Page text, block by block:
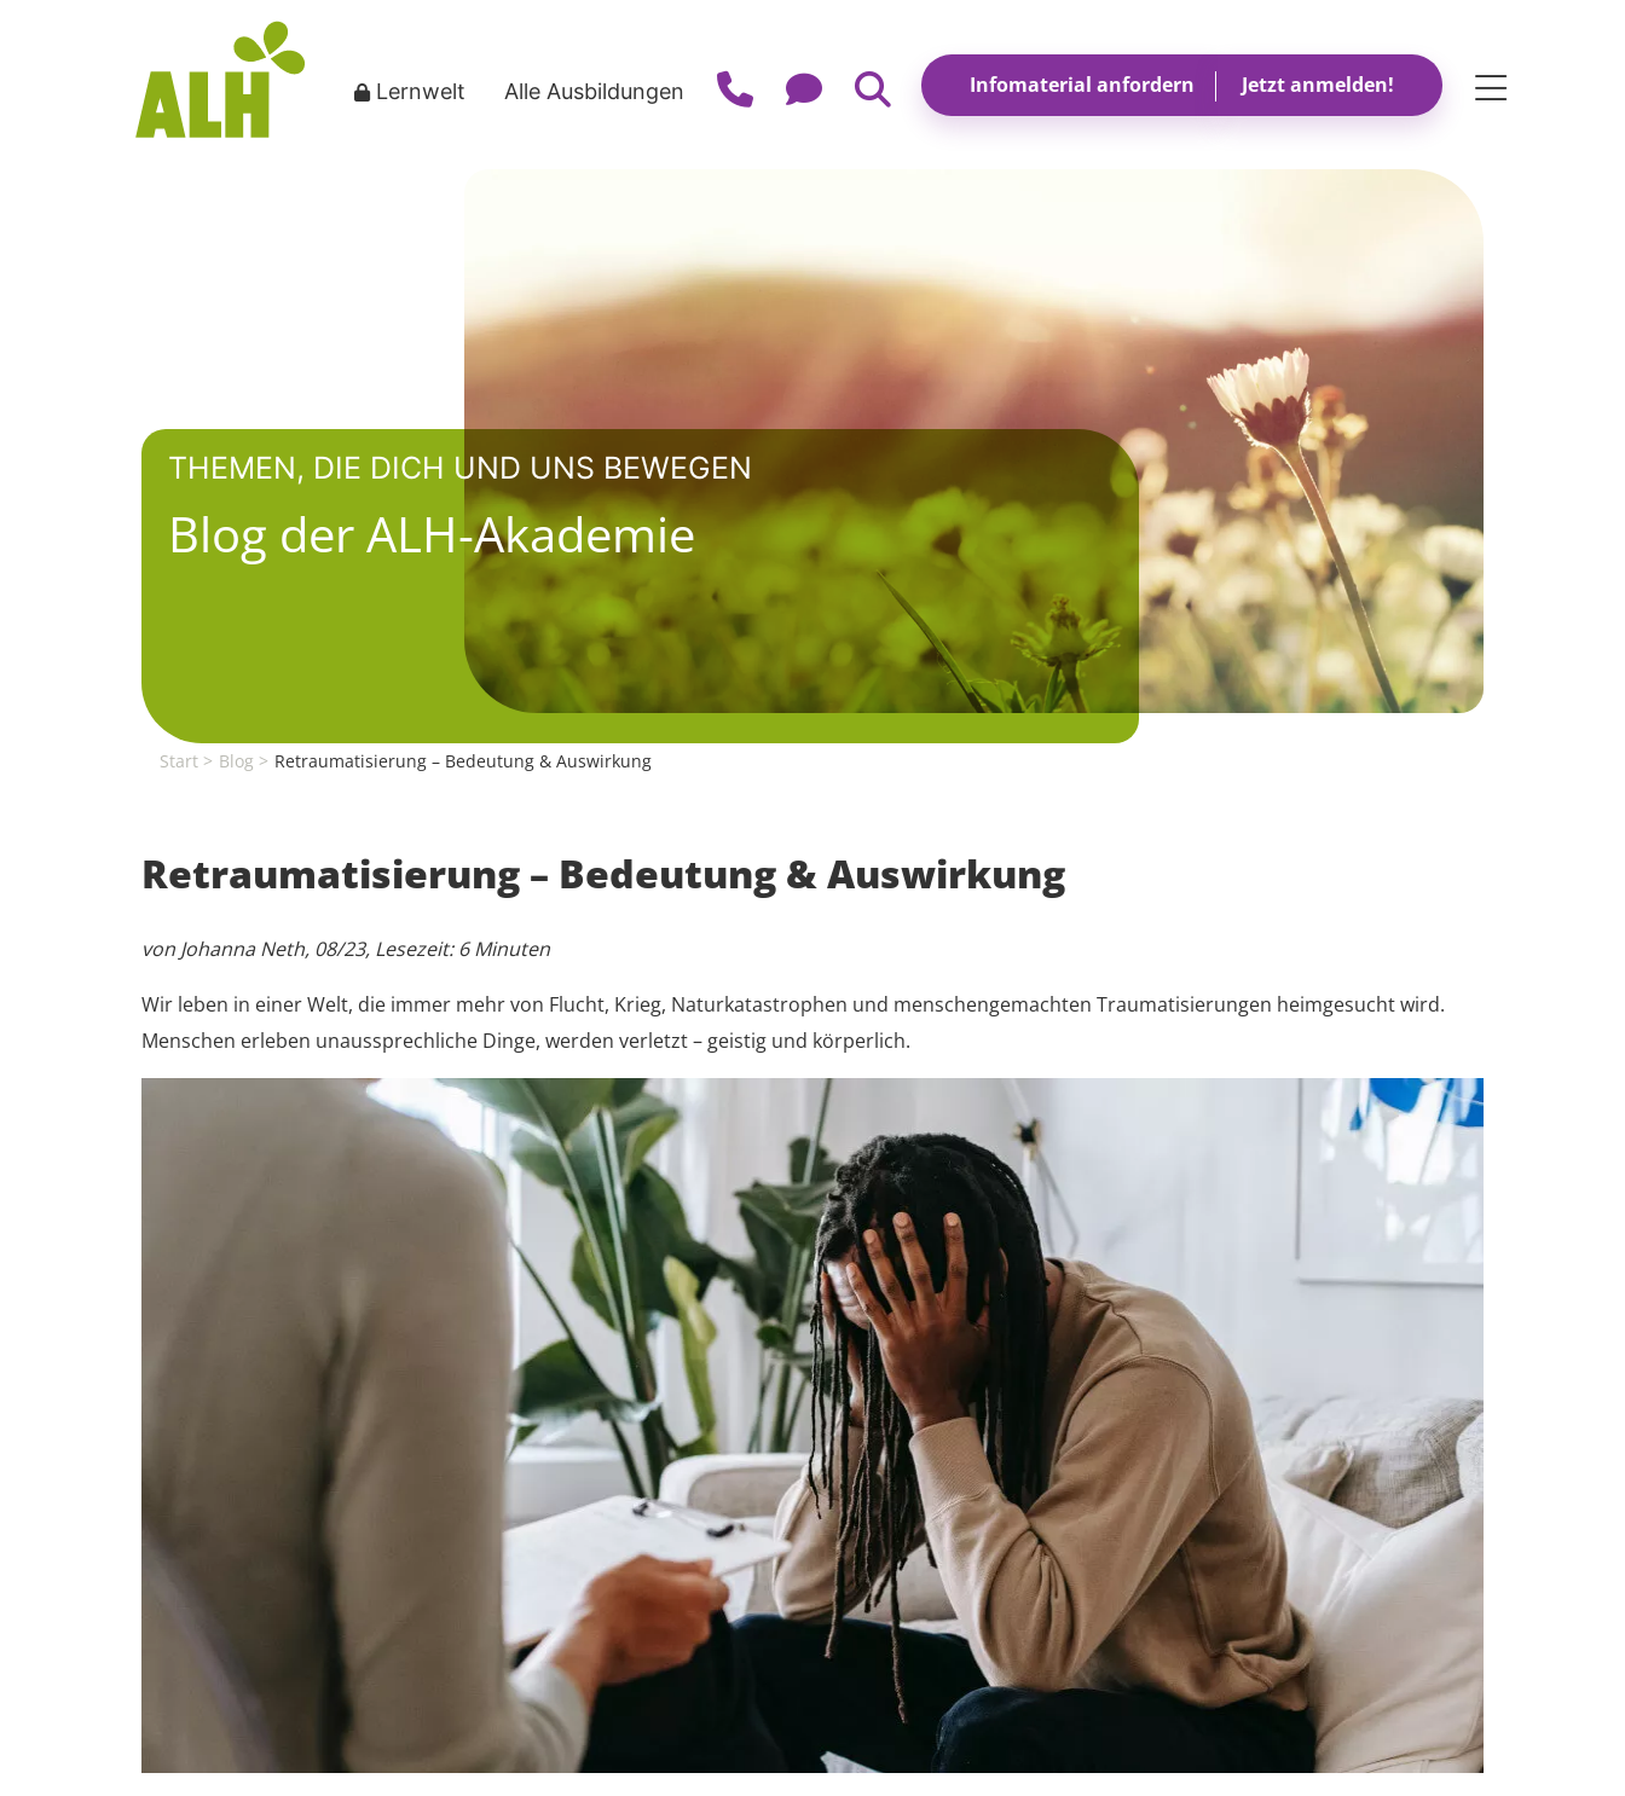
Lernwelt Alle Ausbildungen
Toggle
THEMEN, DIE DICH UND UNS BEWEGEN
Blog der ALH-Akademie
Start Blog Retraumatisierung – Bedeutung & Auswirkung
Retraumatisierung – Bedeutung & Auswirkung
von Johanna Neth, 08/23, Lesezeit: 6 Minuten
Wir leben in einer Welt, die immer mehr von Flucht, Krieg, Naturkatastrophen und menschengemachten Traumatisierungen heimgesucht wird.
Menschen erleben unaussprechliche Dinge, werden verletzt – geistig und körperlich.